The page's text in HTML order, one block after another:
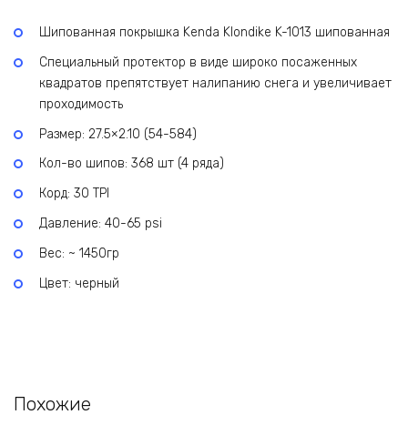
Шипованная покрышка Kenda Klondike K-1013 шипованная
Специальный протектор в виде широко посаженных
квадратов препятствует налипанию снега и увеличивает
проходимость
Размер: 27.5×2.10 (54-584)
Кол-во шипов: 368 шт (4 ряда)
Корд: 30 TPI
Давление: 40-65 psi
Вес: ~ 1450гр
Цвет: черный
Похожие